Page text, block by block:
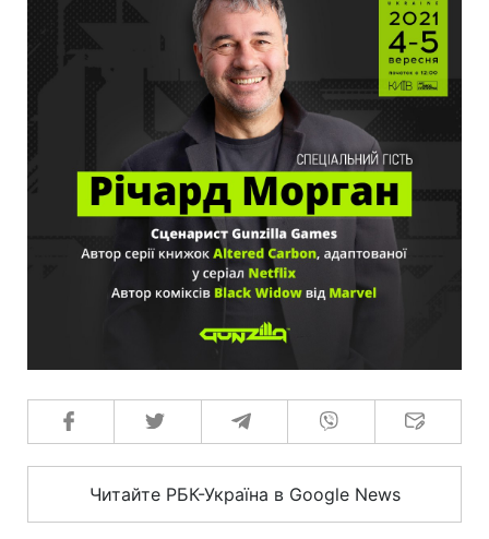
Читайте РБК-Україна в Google News